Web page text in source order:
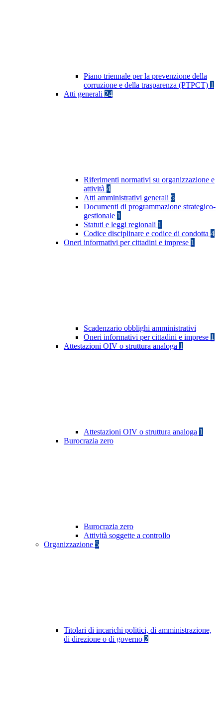
Piano triennale per la prevenzione della
corruzione e della trasparenza (PTPCT) 1
Atti generali 24
Riferimenti normativi su organizzazione e
attività 4
Atti amministrativi generali 5
Documenti di programmazione strategico-
gestionale 1
Statuti e leggi regionali 1
Codice disciplinare e codice di condotta 4
Oneri informativi per cittadini e imprese 1
Scadenzario obblighi amministrativi
Oneri informativi per cittadini e imprese 1
Attestazioni OIV o struttura analoga 1
Attestazioni OIV o struttura analoga 1
Burocrazia zero
Burocrazia zero
Attività soggette a controllo
Organizzazione 5
Titolari di incarichi politici, di amministrazione,
di direzione o di governo 2